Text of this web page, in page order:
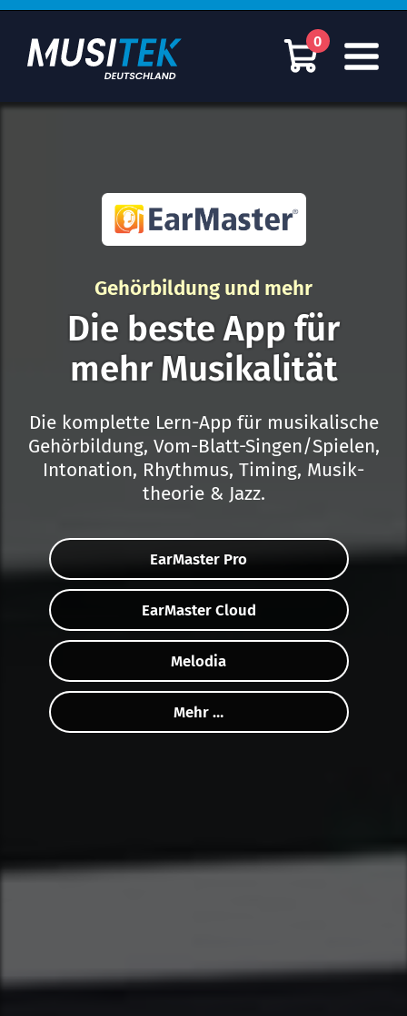
0
Gehörbildung und mehr
Die beste App für
mehr Musikalität
Die komplette Lern-App für musi­ka­lische
Gehör­bildung, Vom-Blatt-Singen/Spielen,
Intonation, Rhythmus, Timing, Musik­
theorie & Jazz.
EarMaster Pro
EarMaster Cloud
Melodia
Mehr …